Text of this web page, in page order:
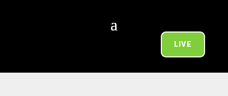
LIVE